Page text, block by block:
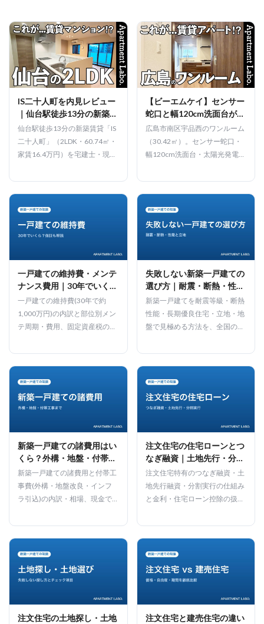
IS二十人町を内見レビュー
｜仙台駅徒歩13分の新築
2LDK・家賃
仙台駅徒歩13分の新築賃貸「IS
二十人町」（2LDK・60.74㎡・
家賃16.4万円）を宅建士・現役
クな内装やセンサー水栓など設
備の実力、周辺環境、問い合わ
せ方法まで動画で正直にレビュ
ーします。
【ビーエムケイ】センサー
蛇口と幅120cm洗面台が輝
くワンルーム賃貸（広島市
南区宇品西/ワンルー
ム/30.42㎡）
広島市南区宇品西のワンルーム
（30.42㎡）。センサー蛇口・
幅120cm洗面台・太陽光発電・
備が充実。宇品二丁目駅徒歩6
分。賃料7.7万円です。
一戸建ての維持費・メンテ
ナンス費用｜30年でいく
ら？保証も宅建士が解説
一戸建ての維持費(30年で約
1,000万円)の内訳と部位別メン
テ周期・費用、固定資産税の軽
10年保証まで宅建士が解説しま
す。
失敗しない新築一戸建ての
選び方｜耐震・断熱・性能
と立地の見極め方を宅建士
が解説
新築一戸建てを耐震等級・断熱
性能・長期優良住宅・立地・地
盤で見極める方法を、全国の戸
ます。
新築一戸建ての諸費用はい
くら？外構・地盤・付帯工
事まで宅建士が解説
新築一戸建ての諸費用と付帯工
事費(外構・地盤改良・インフ
ラ引込)の内訳・相場、現金で
建士が解説します。
注文住宅の住宅ローンとつ
なぎ融資｜土地先行・分割
実行の仕組みを宅建士が解
説
注文住宅特有のつなぎ融資・土
地先行融資・分割実行の仕組み
と金利・住宅ローン控除の扱い
注文住宅の土地探し・土地
注文住宅と建売住宅の違い